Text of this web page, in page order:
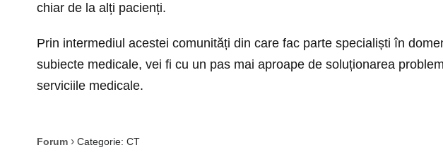
chiar de la alți pacienți.
Prin intermediul acestei comunități din care fac parte specialiști în
subiecte medicale, vei fi cu un pas mai aproape de soluționarea
serviciile medicale.
Forum › Categorie: CT